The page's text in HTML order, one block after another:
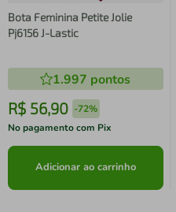
Bota Feminina Petite Jolie
Pj6156 J-Lastic
1.997 pontos
R$ 56,90 -72%
No pagamento com Pix
Adicionar ao carrinho